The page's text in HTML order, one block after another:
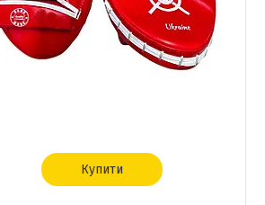
Купити